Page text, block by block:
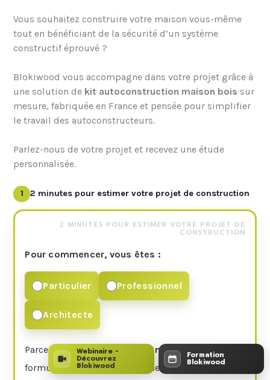
Webinaire -
Découvrez
Blokiwood
Formation
Blokiwood
Vous souhaitez construire votre maison vous-même
tout en bénéficiant de la sécurité d’un système
constructif éprouvé ?
Blokiwood vous accompagne dans votre projet grâce à
une solution de kit autoconstruction maison bois sur
mesure, fabriquée en France et pensée pour simplifier
le travail des autoconstructeurs.
Parlez-nous de votre projet et recevez une étude
personnalisée.
1 2 minutes pour estimer votre projet de construction
2 MINUTES POUR ESTIMER VOTRE PROJET DE
CONSTRUCTION
Pour commencer, vous êtes :
Particulier Professionnel
Architecte
Parce que chaque projet est unique, à la fin de ce
formulaire, nous vous proposerons de planifier